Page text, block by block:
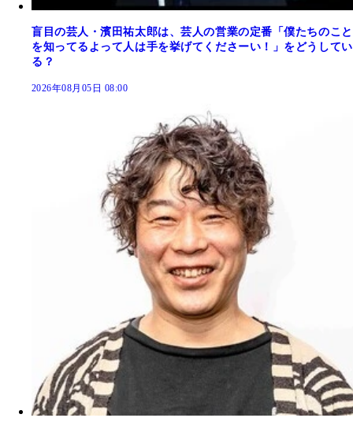
盲目の芸人・濱田祐太郎は、芸人の営業の定番「僕たちのこと
を知ってるよって人は手を挙げてくださーい！」をどうしてい
る？
2026年08月05日 08:00